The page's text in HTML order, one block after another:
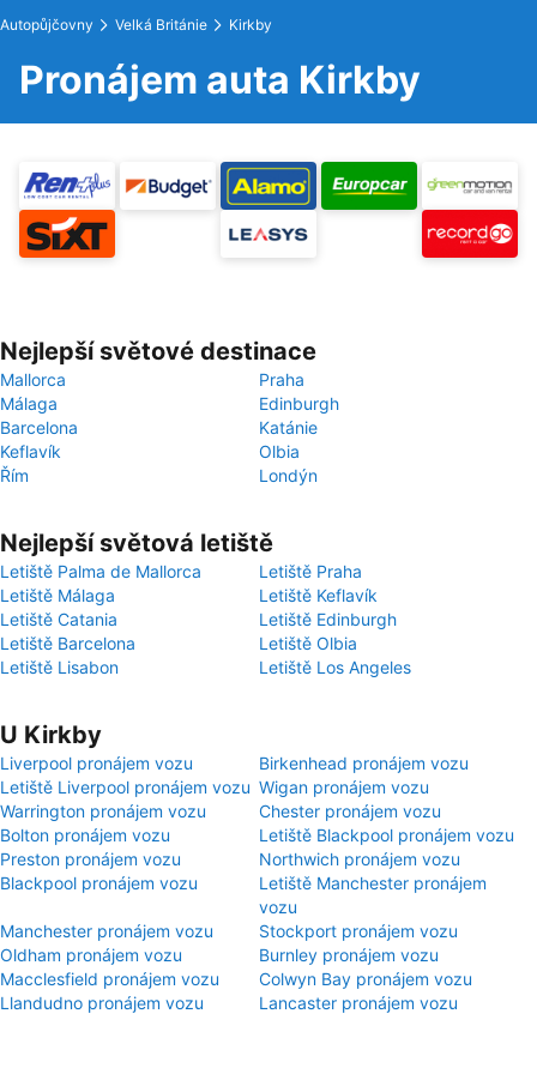
Autopůjčovny Velká Británie Kirkby
Pronájem auta Kirkby
Nejlepší světové destinace
Mallorca
Praha
Málaga
Edinburgh
Barcelona
Katánie
Keflavík
Olbia
Řím
Londýn
Nejlepší světová letiště
Letiště Palma de Mallorca
Letiště Praha
Letiště Málaga
Letiště Keflavík
Letiště Catania
Letiště Edinburgh
Letiště Barcelona
Letiště Olbia
Letiště Lisabon
Letiště Los Angeles
U Kirkby
Liverpool pronájem vozu
Birkenhead pronájem vozu
Letiště Liverpool pronájem vozu Wigan pronájem vozu
Warrington pronájem vozu
Chester pronájem vozu
Bolton pronájem vozu
Letiště Blackpool pronájem vozu
Preston pronájem vozu
Northwich pronájem vozu
Blackpool pronájem vozu
Letiště Manchester pronájem
vozu
Manchester pronájem vozu
Stockport pronájem vozu
Oldham pronájem vozu
Burnley pronájem vozu
Macclesfield pronájem vozu
Colwyn Bay pronájem vozu
Llandudno pronájem vozu
Lancaster pronájem vozu